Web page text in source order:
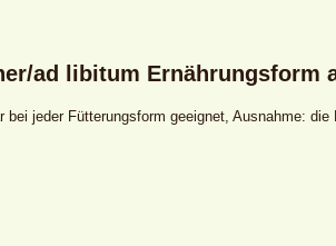
ad libitum Ernährungsform
jeder Fütterungsform geeignet, Ausnahme: die